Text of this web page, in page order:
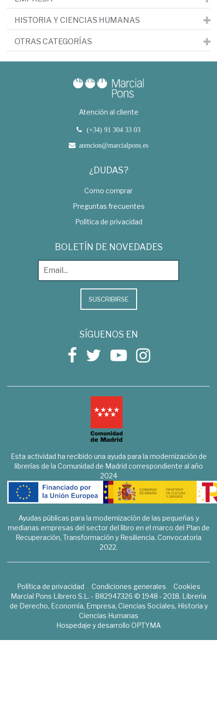
HISTORIA Y CIENCIAS HUMANAS
OTRAS CATEGORÍAS
Atención al cliente
(+34) 91 304 33 03
atencion@marcialpons.es
¿DUDAS?
Como comprar
Preguntas frecuentes
Política de privacidad
BOLETÍN DE NOVEDADES
SUSCRIBIRSE
SÍGUENOS EN
Esta actividad ha recibido una ayuda para la modernización de
librerías de la Comunidad de Madrid correspondiente al año
2024
Ayudas públicas para la modernización de las pequeñas y
medianas empresas del sector del libro en el marco del Plan de
Recuperación, Transformación y Resiliencia. Convocatoria
2022.
Política de privacidad Condiciones generales
Cookies
Marcial Pons Librero S.L. - B82947326 © 1948 - 2018. Librería
de Derecho, Economía, Empresa, Ciencias Sociales, Historia y
Ciencias Humanas
Hospedaje y desarrollo OPTYMA